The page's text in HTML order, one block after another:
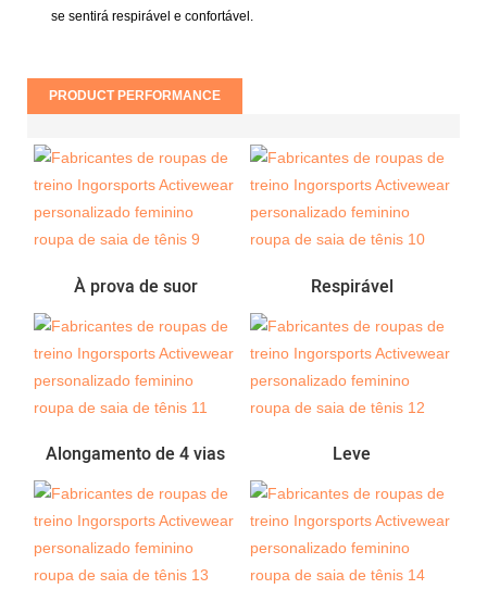
se sentirá respirável e confortável.
PRODUCT PERFORMANCE
À prova de suor Respirável
Alongamento de 4 vias Leve